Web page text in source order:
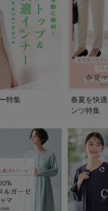
特集
春夏を快
ンツ特集